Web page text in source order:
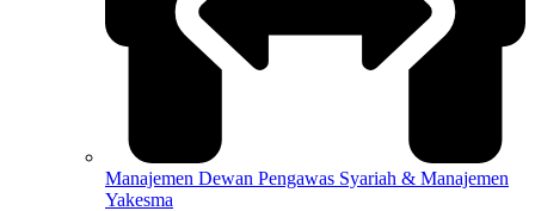
Manajemen Dewan Pengawas Syariah & Manajemen
Yakesma